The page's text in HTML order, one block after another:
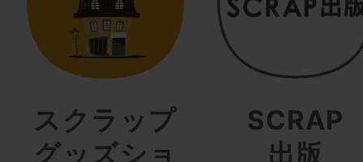
スクラップ
グッズショ
SCRAP
出版